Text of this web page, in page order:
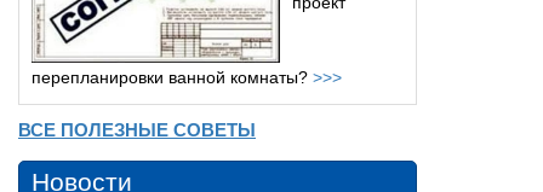
перепланировки ванной комнаты? >>>
ВСЕ ПОЛЕЗНЫЕ СОВЕТЫ
Новости